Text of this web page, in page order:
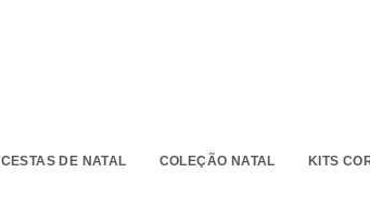
CESTAS DE NATAL COLEÇÃO NATAL KITS